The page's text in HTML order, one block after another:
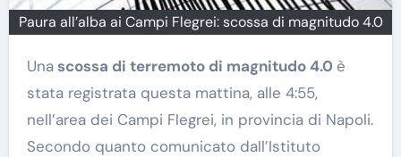
Paura all’alba ai Campi Flegrei: scossa di magnitudo 4.0
Unascossa di terremoto di magnitudo 4.0 è
stata registrata questa mattina, alle 4:55,
nell’area dei Campi Flegrei, in provincia di Napoli.
Secondo quanto comunicato dall’Istituto